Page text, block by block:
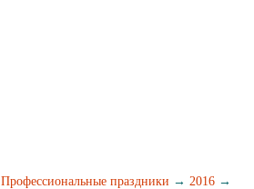
Профессиональные праздники → 2016 →